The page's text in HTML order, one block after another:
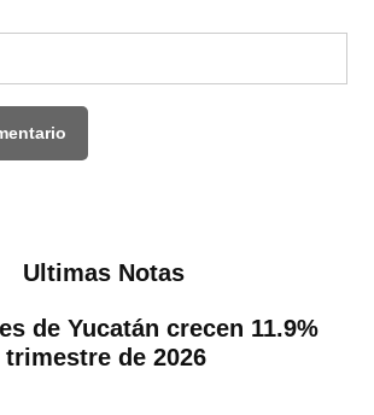
Ultimas Notas
de Yucatán crecen 11.9%
de 2026